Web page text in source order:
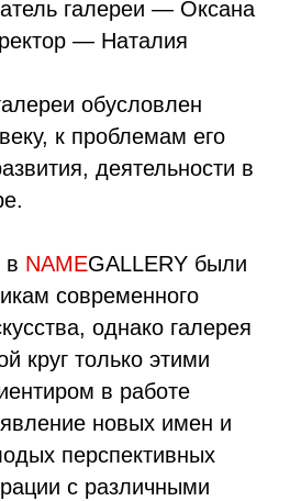
галереи — Оксана
— Наталия
обусловлен
к проблемам его
деятельности в
в NAMEGALLERY были
современного
однако галерея
круг только этими
в работе
новых имен и
перспективных
с различными